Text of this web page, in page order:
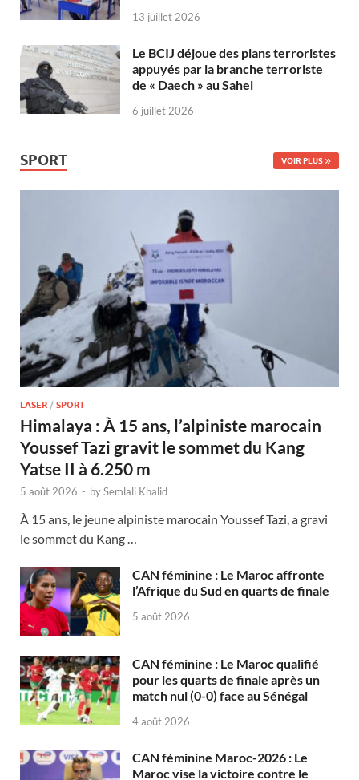
13 juillet 2026
Le BCIJ déjoue des plans terroristes
appuyés par la branche terroriste
de « Daech » au Sahel
6 juillet 2026
SPORT VOIR PLUS
LASER / SPORT
Himalaya : À 15 ans, l’alpiniste marocain
Youssef Tazi gravit le sommet du Kang
Yatse II à 6.250 m
5 août 2026 - bySemlali Khalid
À 15 ans, le jeune alpiniste marocain Youssef Tazi, a gravi
le sommet du Kang …
CAN féminine : Le Maroc affronte
l’Afrique du Sud en quarts de finale
5 août 2026
CAN féminine : Le Maroc qualifié
pour les quarts de finale après un
match nul (0-0) face au Sénégal
4 août 2026
CAN féminine Maroc-2026 : Le
Maroc vise la victoire contre le